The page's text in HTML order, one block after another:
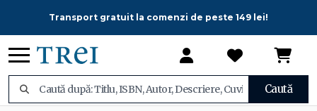
Transport gratuit la comenzi de peste 149 lei!
Caută